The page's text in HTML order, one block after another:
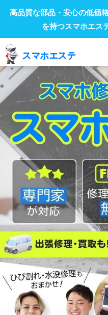
高品質な部品・安心の低価
を持つスマホエス